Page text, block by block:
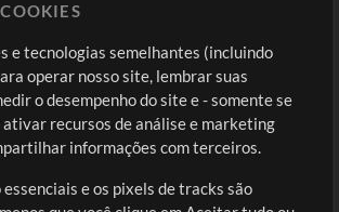
Entre
Cadastre-se
Ir ao carrinho
e tecnologias semelhantes (incluindo
operar nosso site, lembrar suas
o desempenho do site e - somente se
ativar recursos de análise e marketing
informações com terceiros.
essenciais e os pixels de tracks são